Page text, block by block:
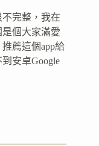
完整，我在
個大家滿愛
薦這個app給
安卓Google